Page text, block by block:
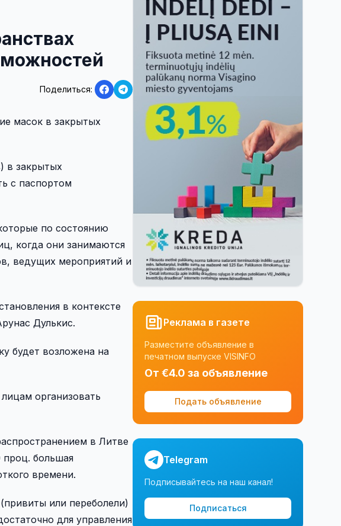
Поделиться:
масок в закрытых
в закрытых
с паспортом
по состоянию
когда они занимаются
ведущих мероприятий и
в контексте
Дулькис.
будет возложена на
организовать
в Литве
проц. большая
времени.
или переболели)
для управления
Реклама в газете
Разместите объявление в
печатном выпуске VISINFO
От €4.0 за объявление
Подать объявление
Telegram
Подписывайтесь на наш канал!
Подписаться